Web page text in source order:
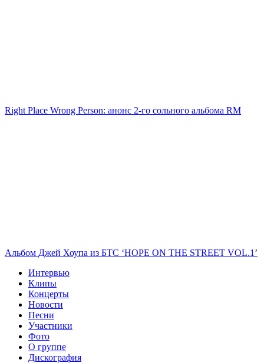
Right Place Wrong Person: анонс 2-го сольного альбома RM
Альбом Джей Хоупа из БТС ‘HOPE ON THE STREET VOL.1’
Интервью
Клипы
Концерты
Новости
Песни
Участники
Фото
О группе
Дискография